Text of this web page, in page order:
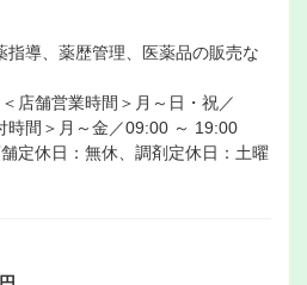
指導、薬歴管理、医薬品の販売な
店舗営業時間＞月～日・祝／
時間＞月～金／09:00 ～ 19:00
定休日：無休、調剤定休日：土曜